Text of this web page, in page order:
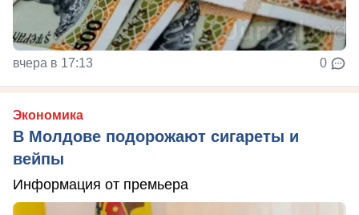
вчера в 17:13 0
Экономика
В Молдове подорожают сигареты и
вейпы
Информация от премьера